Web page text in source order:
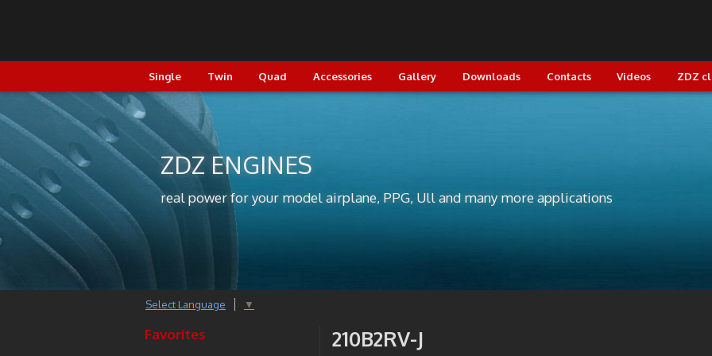
Single Twin Quad Accessories Gallery Downloads Contacts Videos ZDZ
ZDZ ENGINES
real power for your model airplane, PPG, Ull and many more applications
210B2RV-J
Select Language ▼
Favorites